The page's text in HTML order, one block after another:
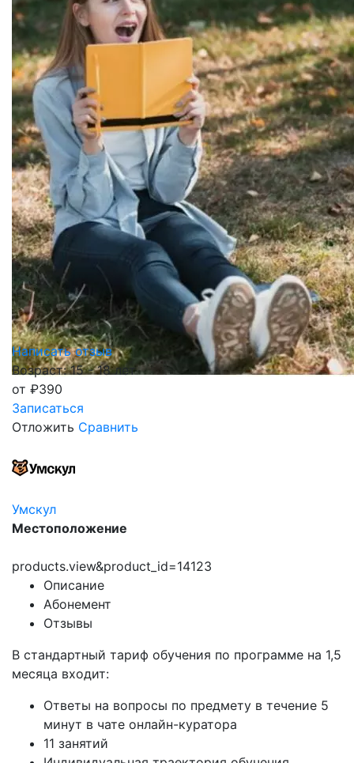
Написать отзыв
Возраст: 15 - 18 лет
от ₽390
Записаться
Отложить Сравнить
Умскул
Местоположение
products.view&product_id=14123
Описание
Абонемент
Отзывы
В стандартный тариф обучения по программе на 1,5
месяца входит:
Ответы на вопросы по предмету в течение 5
минут в чате онлайн-куратора
11 занятий